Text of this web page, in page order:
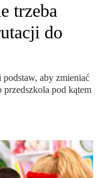
trzeba
do
aby zmieniać
pod kątem